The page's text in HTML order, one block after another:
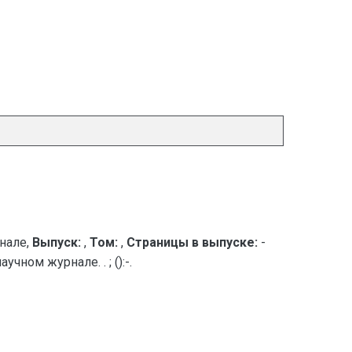
Выпуск: , Том: , Страницы в выпуске: -
журнале. . ; ():-.